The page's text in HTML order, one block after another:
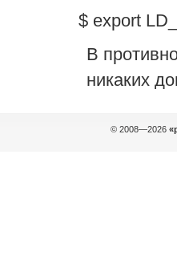
$ export
В
никаких
© 2008—2026